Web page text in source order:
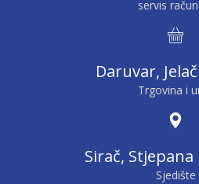
servis
Daruvar,
Trgovina i
Sirač, Stjepana
Sjedište